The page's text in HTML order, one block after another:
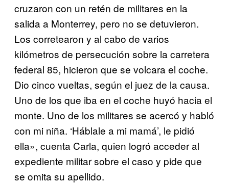
cruzaron con un retén de militares en la
salida a Monterrey, pero no se detuvieron.
Los corretearon y al cabo de varios
kilómetros de persecución sobre la carretera
federal 85, hicieron que se volcara el coche.
Dio cinco vueltas, según el juez de la causa.
Uno de los que iba en el coche huyó hacia el
monte. Uno de los militares se acercó y habló
con mi niña. ‘Háblale a mi mamá’, le pidió
ella», cuenta Carla, quien logró acceder al
expediente militar sobre el caso y pide que
se omita su apellido.